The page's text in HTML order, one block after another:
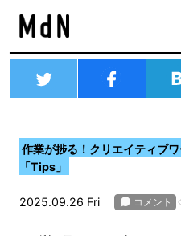
作業が捗る！クリエイティブ
「Tips」
2025.09.26 Fri